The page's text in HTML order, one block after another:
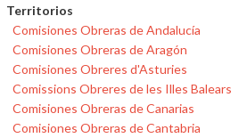
Territorios
Comisiones Obreras de Andalucía
Comisiones Obreras de Aragón
Comisiones Obreres d'Asturies
Comissions Obreres de les Illes Balears
Comisiones Obreras de Canarias
Comisiones Obreras de Cantabria